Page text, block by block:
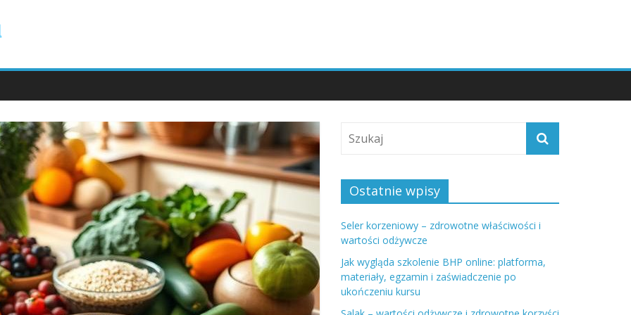
Ostatnie wpisy
Seler korzeniowy – zdrowotne właściwości i
wartości odżywcze
Jak wygląda szkolenie BHP online: platforma,
materiały, egzamin i zaświadczenie po
ukończeniu kursu